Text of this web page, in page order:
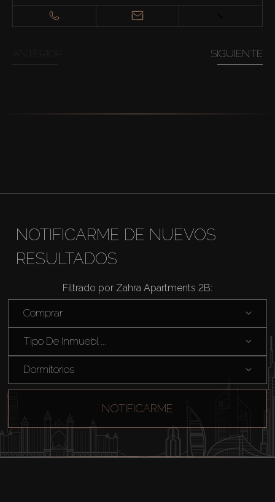
SIGUIENTE
NOTIFICARME DE NUEVOS
RESULTADOS
Filtrado por Zahra Apartments 2B:
Comprar
Tipo De Inmuebl ...
Dormitorios
NOTIFICARME